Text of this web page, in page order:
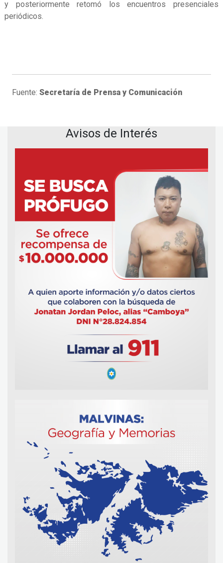
y posteriormente retomó los encuentros presenciales
periódicos.
Fuente: Secretaría de Prensa y Comunicación
Avisos de Interés